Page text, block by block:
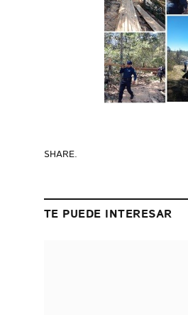
SHARE.
TE PUEDE INTERESAR